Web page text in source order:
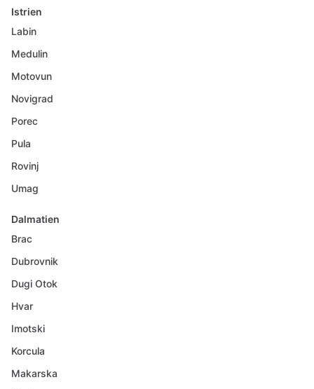
Istrien
Labin
Medulin
Motovun
Novigrad
Porec
Pula
Rovinj
Umag
Dalmatien
Brac
Dubrovnik
Dugi Otok
Hvar
Imotski
Korcula
Makarska